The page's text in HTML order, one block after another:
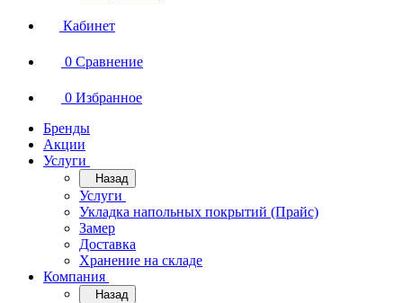
Кабинет
0 Сравнение
0 Избранное
Бренды
Акции
Услуги
Назад
Услуги
Укладка напольных покрытий (Прайс)
Замер
Доставка
Хранение на складе
Компания
Назад